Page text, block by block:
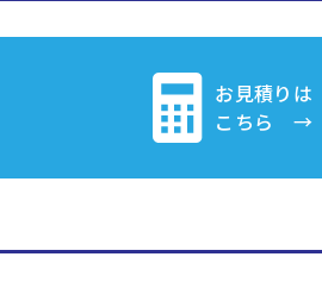
お見積りは
こちら →